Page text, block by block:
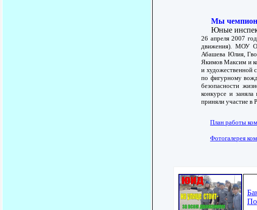
Мы
Юные
26 апреля 2007
движения). МОУ
Абашева Юлия,
Якимов Максим и
и художественной
по фигурному
безопасности
конкурсе и
приняли участие в
План работы
Фотогалерея